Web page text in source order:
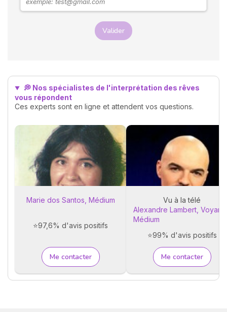
ensemble les messages
possibles derrière ces
rêves.
Valider
💭 Nos spécialistes de l'interprétation des rêves
vous répondent
Ces experts sont en ligne et attendent vos questions.
Marie dos Santos, Médium
⭐97,6% d'avis positifs
Me contacter
Vu à la télé
Alexandre Lambert, Voyant
Médium
⭐99% d'avis positifs
Me contacter